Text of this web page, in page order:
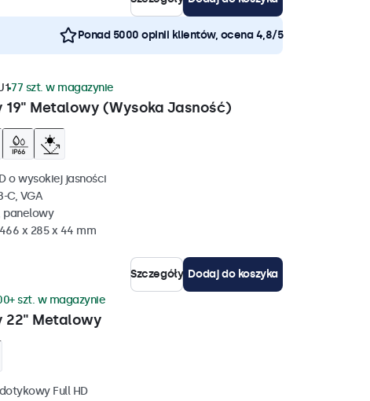
Ponad 5000 opinii klientów, ocena 4,8/5
Metalowy (Wysoka Jasność)
77 szt. w magazynie
o wysokiej jasności
C, VGA
panelowy
x 285 x 44 mm
Szczegóły Dodaj do koszyka
22" Metalowy
szt. w magazynie
Full HD